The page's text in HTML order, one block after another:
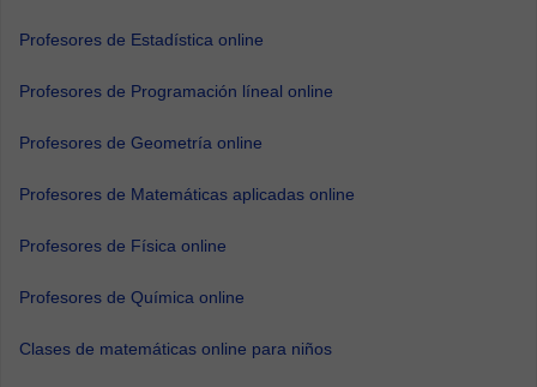
Profesores de Estadística online
Profesores de Programación líneal online
Profesores de Geometría online
Profesores de Matemáticas aplicadas online
Profesores de Física online
Profesores de Química online
Clases de matemáticas online para niños